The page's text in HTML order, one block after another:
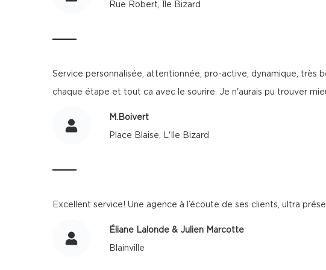
Rue Robert, Île Bizard
Service personnalisée, attentionnée, pro-active, dynamique, très
chaque étape et tout ca avec le sourire. Je n'aurais pu trouver
M.Boivert
Place Blaise, L'Ile Bizard
Excellent service! Une agence à l’écoute de ses clients, ultra
Éliane Lalonde & Julien Marcotte
Blainville